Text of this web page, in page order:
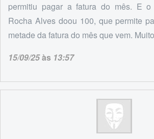
permitiu pagar a fatura do mês. E o
Rocha Alves doou 100, que permite
metade da fatura do mês que vem.
15/09/25às 13:57